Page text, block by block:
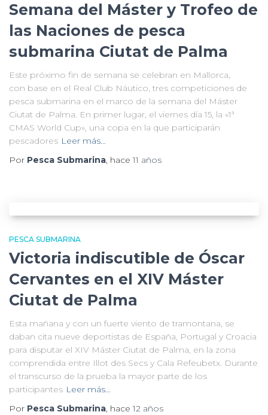
Semana del Máster y Trofeo de
las Naciones de pesca
submarina Ciutat de Palma‎
Este próximo fin de semana se celebran en Mallorca,
con base en el Real Club Náutico, tres competiciones de
pesca submarina en el marco de la semana del Máster
Ciutat de Palma. En primer lugar, el viernes día 15, la «1ª
CMAS World Cup», una copa en la que participarán
pescadores Leer más…
Por Pesca Submarina, hace11 años
PESCA SUBMARINA
Victoria indiscutible de Óscar
Cervantes en el XIV Máster
Ciutat de Palma
Esta mañana y con un fuerte viento de tramontana, se
daban cita nueve deportistas de España, Portugal y Croacia
para disputar el XIV Máster Ciutat de Palma, en la zona
comprendida entre Illot des Secs y Cala Refeubetx. Durante
el transcurso de la prueba la mayor parte de los
participantes Leer más…
Por Pesca Submarina, hace12 años